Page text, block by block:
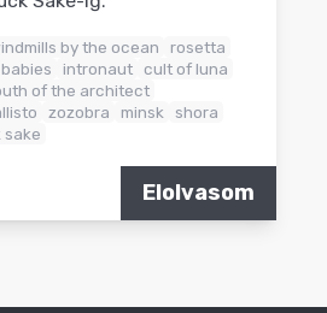
by the ocean
rosetta
intronaut cult of luna
of the architect
zozobra minsk
shora
Elolvasom